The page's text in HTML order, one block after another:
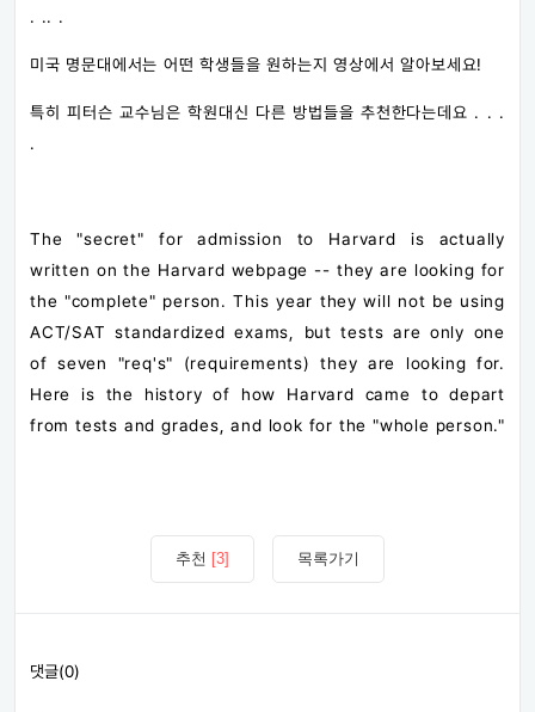
. .. .
미국 명문대에서는 어떤 학생들을 원하는지 영상에서 알아보세요!
특히 피터슨 교수님은 학원대신 다른 방법들을 추천한다는데요 . . .
.
The "secret" for admission to Harvard is actually
written on the Harvard webpage -- they are looking for
the "complete" person. This year they will not be using
ACT/SAT standardized exams, but tests are only one
of seven "req's" (requirements) they are looking for.
Here is the history of how Harvard came to depart
from tests and grades, and look for the "whole person."
추천 [3] 목록가기
댓글(0)